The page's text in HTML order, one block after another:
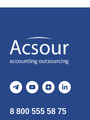
8 800 555 58 75